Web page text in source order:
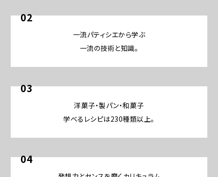
02
一流パティシエから学ぶ
一流の技術と知識。
03
洋菓子・製パン・和菓子
学べるレシピは230種類以上。
04